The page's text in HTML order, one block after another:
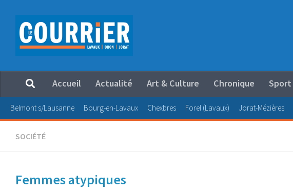
Au dessous du contenu
Accueil Actualité Art & Culture Chronique Sport
Belmont s/Lausanne Bourg-en-Lavaux Chexbres Forel (Lavaux) Jorat-Mézières
SOCIÉTÉ
Femmes atypiques